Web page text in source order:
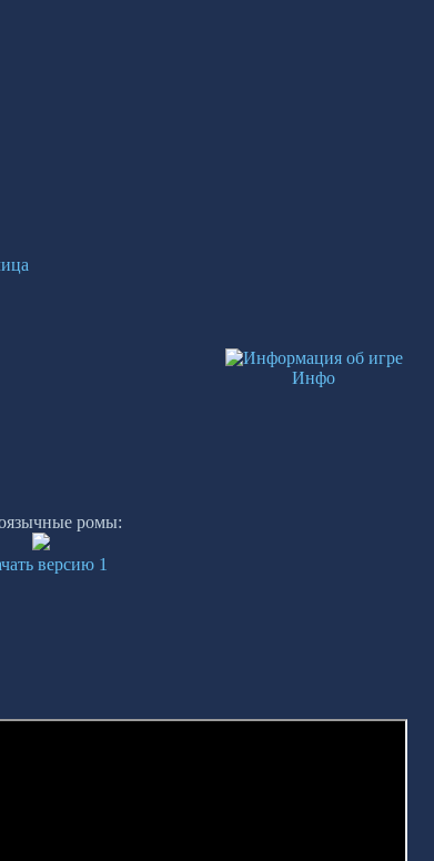
Инфо
ромы:
версию 1